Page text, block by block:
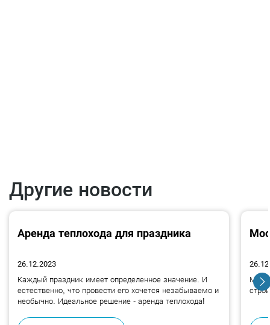
Другие новости
Аренда теплохода для праздника
26.12.2023
Каждый праздник имеет определенное значение. И
естественно, что провести его хочется незабываемо и
необычно. Идеальное решение - аренда теплохода!